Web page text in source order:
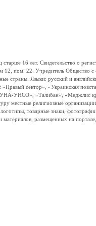
16 лет. Свидетельство о
пом. 22. Учредитель
страны. Языки: русский и
«Правый сектор»,
УНСО», «Талибан», «Меджлис
местные религиозные организации.
товарные знаки,
размещенных на